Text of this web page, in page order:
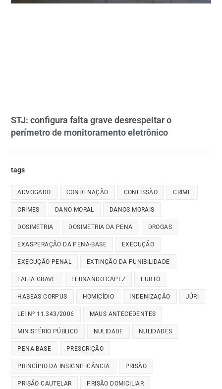
STJ: configura falta grave desrespeitar o
perímetro de monitoramento eletrônico
tags
ADVOGADO CONDENAÇÃO CONFISSÃO CRIME
CRIMES DANO MORAL DANOS MORAIS
DOSIMETRIA DOSIMETRIA DA PENA DROGAS
EXASPERAÇÃO DA PENA-BASE EXECUÇÃO
EXECUÇÃO PENAL EXTINÇÃO DA PUNIBILIDADE
FALTA GRAVE FERNANDO CAPEZ FURTO
HABEAS CORPUS HOMICÍDIO INDENIZAÇÃO JÚRI
LEI Nº 11.343/2006 MAUS ANTECEDENTES
MINISTÉRIO PÚBLICO NULIDADE NULIDADES
PENA-BASE PRESCRIÇÃO
PRINCÍPIO DA INSIGNIFICÂNCIA PRISÃO
PRISÃO CAUTELAR PRISÃO DOMICILIAR